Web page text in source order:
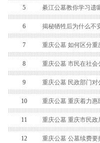
5 綦江公墓教你学习遗
6 揭秘牺牲后为什么不
7 重庆公墓 如何区分
8 重庆公墓 市民在社
9 重庆公墓 民政部门
10 重庆公墓 重庆着力
11 重庆公墓 重庆市民
12 重庆公墓 公墓续费要